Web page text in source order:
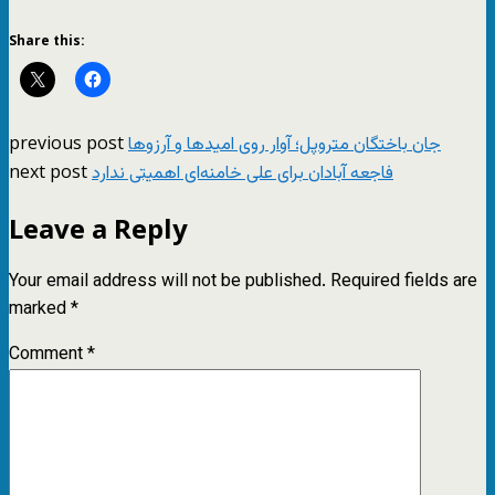
Share this:
previous postجان باختگان متروپل؛ آوار روی امیدها و آرزوها
next postفاجعه آبادان برای علی خامنه‌ای اهمیتی ندارد
Leave a Reply
Your email address will not be published. Required fields are
marked*
Comment*